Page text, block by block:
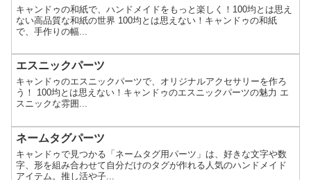
キャンドゥの和紙で、ハンドメイドをもっと楽しく！100均とは思え
ない高品質な和紙の世界 100均とは思えない！キャンドゥの和紙
で、手作りの幅...
エスニックパーツ
キャンドゥのエスニックパーツで、オリジナルアクセサリーを作ろ
う！ 100均とは思えない！キャンドゥのエスニックパーツの魅力 エ
スニックな雰囲...
ネームタグパーツ
キャンドゥで見つかる「ネームタグ用パーツ」は、好きな文字や数
字、形を組み合わせて自分だけのタグが作れる人気のハンドメイド
アイテム。推し活や子...